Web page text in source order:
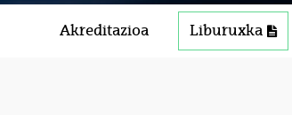
Akreditazioa Liburuxka